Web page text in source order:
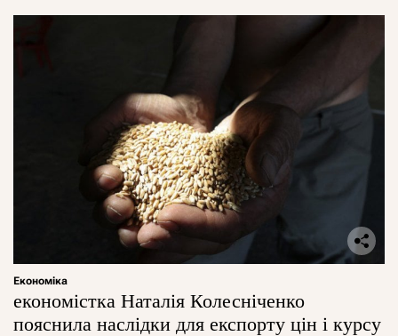
Економіка
економістка Наталія Колесніченко
пояснила наслідки для експорту цін і курсу